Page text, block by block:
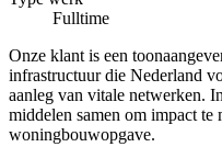
Fulltime
Onze klant is een
infrastructuur die Nederland
aanleg van vitale netwerken.
middelen samen om impact te
woningbouwopgave.